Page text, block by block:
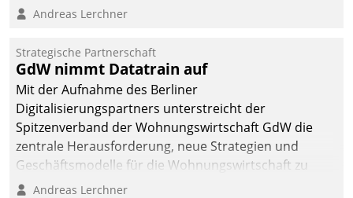
Betreuungs- und Organisationsaufwand immens. Im
kommunale Wohnungsbauunternehmen daher
gemeinsam mit der Berliner Datatrain GmbH den
Teilprozess der Objektsanierung digitalisiert.
Andreas Lerchner
Strategische Partnerschaft
GdW nimmt Datatrain auf
Mit der Aufnahme des Berliner
Digitalisierungspartners unterstreicht der
Spitzenverband der Wohnungswirtschaft GdW die
zentrale Herausforderung, neue Strategien und
Geschäftsmodelle für die Wohnungswirtschaft zu
entwickeln.
Andreas Lerchner